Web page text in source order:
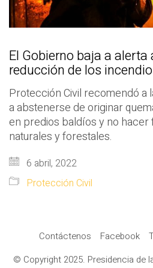
El Gobierno baja a
reducción de los
Protección Civil recomendó a
a abstenerse de originar
en predios baldíos y no hacer
naturales y forestales.
6 abril, 2022
Protección Civil
Contáctenos Facebook
© Copyright 2025. Presidencia de